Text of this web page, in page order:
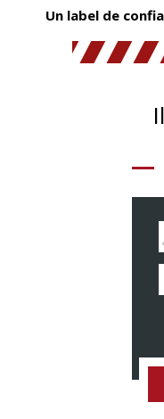
Un label de